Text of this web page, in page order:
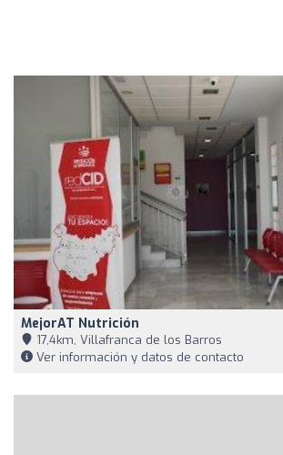
MejorAT Nutrición
17,4km, Villafranca de los Barros
Ver información y datos de contacto